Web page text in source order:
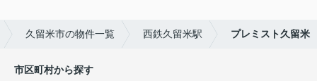
久留米市の物件一覧 西鉄久留米駅 プレミスト久留米
市区町村から探す